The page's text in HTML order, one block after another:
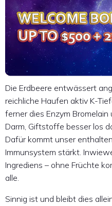
Die Erdbeere entwässert
reichliche Haufen aktiv K-
ferner dies Enzym
Darm, Giftstoffe besser los
Dafür kommt unser
Immunsystem stärkt.
Ingrediens – ohne Früchte
alle.
Sinnig ist und bleibt dies